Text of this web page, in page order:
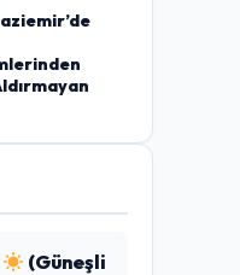
(Güneşli